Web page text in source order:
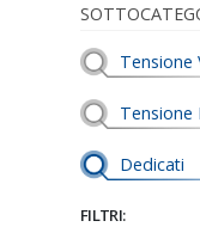
Tensione
Tensione
Dedicati
FILTRI: